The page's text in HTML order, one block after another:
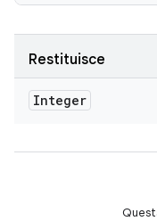
Restituisce
Integer